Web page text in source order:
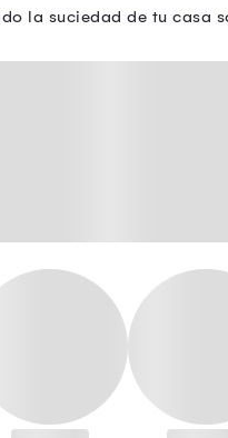
la suciedad de tu casa